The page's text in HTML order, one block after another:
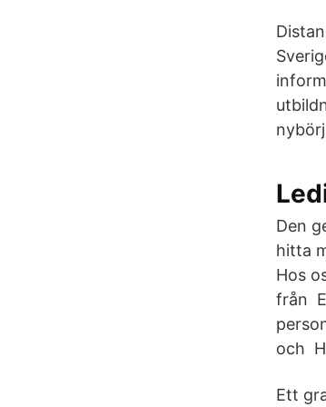
Den
hitta
Hos
från
och
Ett